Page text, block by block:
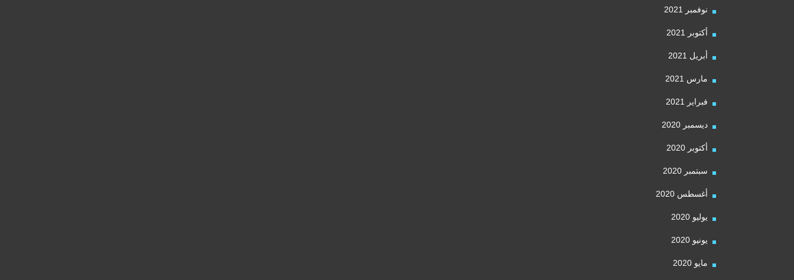
نوفمبر 2021
أكتوبر 2021
أبريل 2021
مارس 2021
فبراير 2021
ديسمبر 2020
أكتوبر 2020
سبتمبر 2020
أغسطس 2020
يوليو 2020
يونيو 2020
مايو 2020